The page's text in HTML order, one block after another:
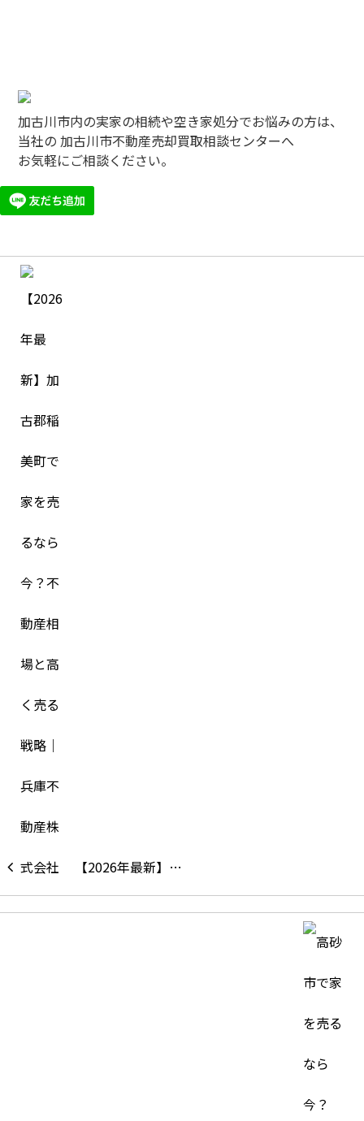
加古川市内の実家の相続や空き家処分でお悩みの方は、
当社の 加古川市不動産売却買取相談センターへ
お気軽にご相談ください。
【2026年最新】…